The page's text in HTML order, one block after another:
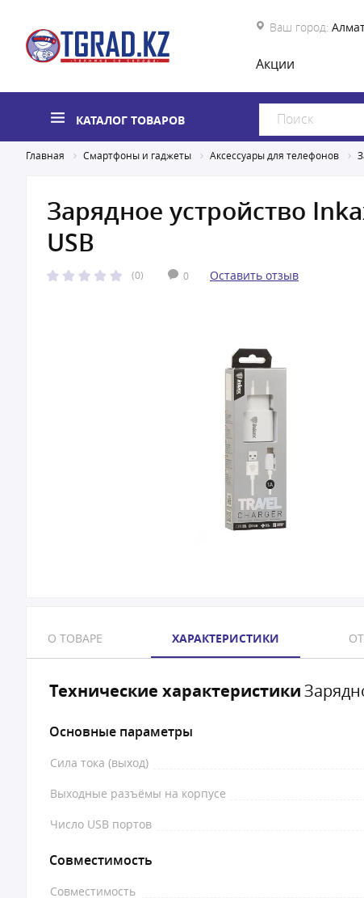
Ваш город:
Акции
КАТАЛОГ ТОВАРОВ
Главная Смартфоны и гаджеты Аксессуары для телефонов
Зарядное устройство
USB
(0) 0 Оставить отзыв
О ТОВАРЕ ХАРАКТЕРИСТИКИ
Технические характеристики
Основные параметры
Сила тока (выход)
Выходные разъёмы на корпусе
Число USB портов
Совместимость
Совместимость